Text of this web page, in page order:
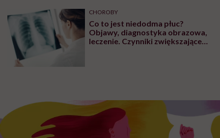
CHOROBY
Co to jest niedodma płuc?
Objawy, diagnostyka obrazowa,
leczenie. Czynniki zwiększające